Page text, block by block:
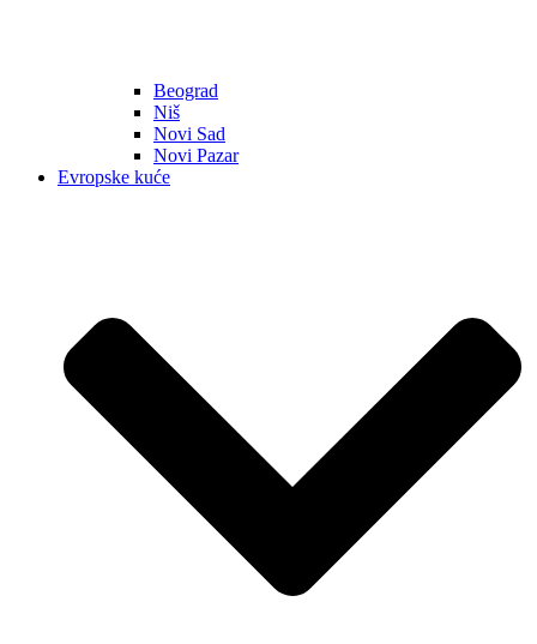
Beograd
Niš
Novi Sad
Novi Pazar
Evropske kuće